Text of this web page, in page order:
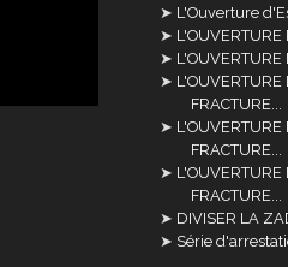
L'Ouverture
L'OUVERTURE
L'OUVERTURE
FRACTURE...
FRACTURE...
FRACTURE...
DIVISER LA
Série